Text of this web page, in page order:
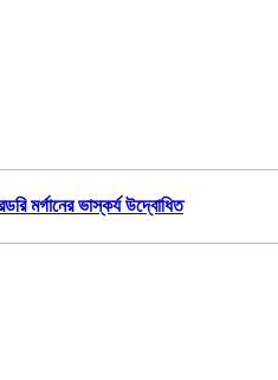
মর্গানের ভাস্কর্য উদ্বোধিত